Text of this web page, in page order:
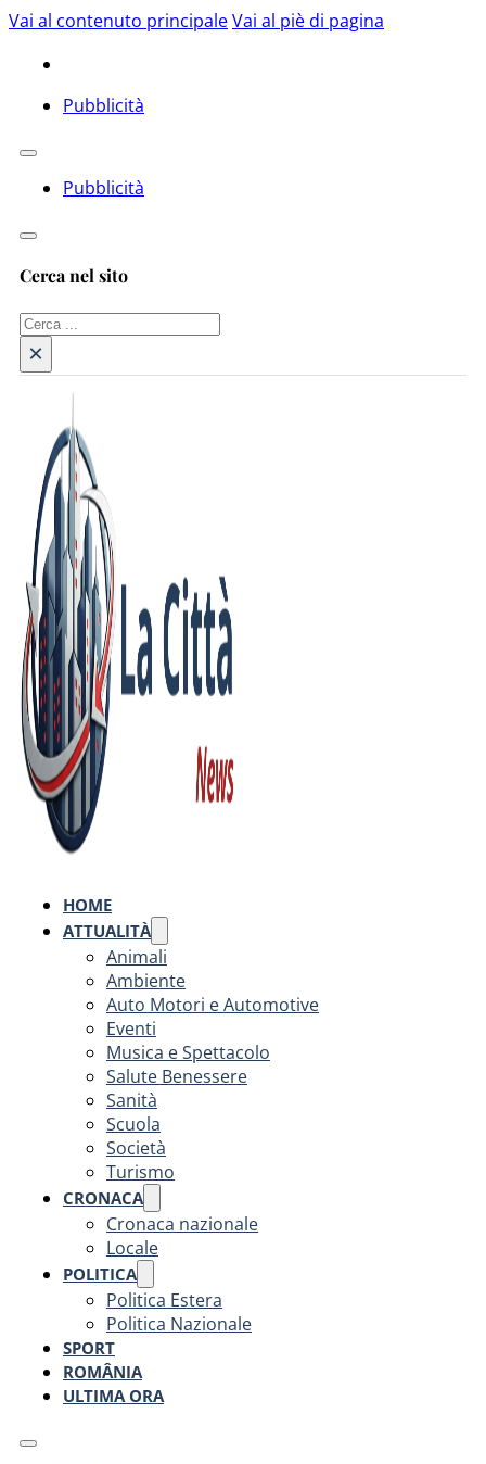
Vai al contenuto principaleVai al piè di pagina
Pubblicità
Pubblicità
Cerca nel sito
Cerca
×
HOME
ATTUALITÀ
Animali
Ambiente
Auto Motori e Automotive
Eventi
Musica e Spettacolo
Salute Benessere
Sanità
Scuola
Società
Turismo
CRONACA
Cronaca nazionale
Locale
POLITICA
Politica Estera
Politica Nazionale
SPORT
ROMÂNIA
ULTIMA ORA